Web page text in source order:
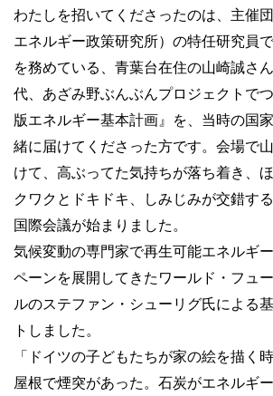
わたしを招いてくださったのは、主催
エネルギー政策研究所）の特任研究員
を務めている、青葉台在住の山崎誠さ
代、あざみ野ぶんぶんプロジェクトで
版エネルギー基本計画』を、当時の国
緒に届けてくださった方です。会場で
けて、高ぶってた気持ちが落ち着き、
クワクとドキドキ、しみじみが交錯す
国際会議が始まりました。
気候変動の専門家で再生可能エネルギ
ペーンを展開してきたワールド・フュ
ルのステファン・シューリグ氏による
トしました。
「ドイツの子どもたちが家の絵を描く
屋根で煙突があった。石炭がエネルギ